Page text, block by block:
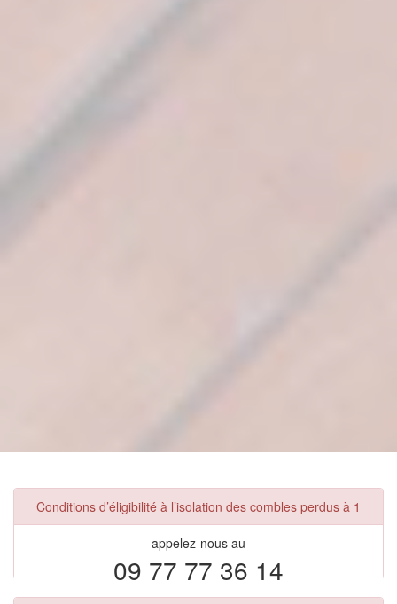
Conditions d’éligibilité à l’isolation des combles perdus à 1
appelez-nous au
09 77 77 36 14